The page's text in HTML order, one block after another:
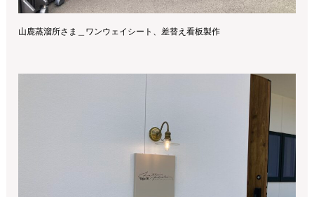
山鹿蒸溜所さま＿ワンウェイシート、差替え看板製作